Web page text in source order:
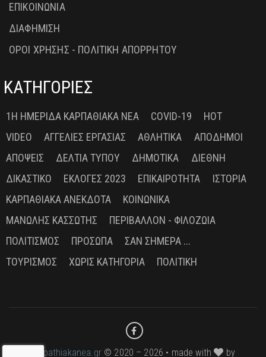
ΕΠΙΚΟΙΝΩΝΙΑ
ΔΙΑΦΗΜΙΣΗ
ΟΡΟΙ ΧΡΗΣΗΣ - ΠΟΛΙΤΙΚΗ ΑΠΟΡΡΗΤΟΥ
ΚΑΤΗΓΟΡΙΕΣ
1Η ΗΜΕΡΊΔΑ ΚΑΡΠΑΘΙΑΚΆ ΝΈΑ COVID-19
HOT
VIDEO
ΑΓΓΕΛΊΕΣ ΕΡΓΑΣΊΑΣ ΑΘΛΗΤΙΚΆ
ΑΠΌΔΗΜΟΙ
ΑΠΌΨΕΙΣ
ΔΕΛΤΊΑ ΤΎΠΟΥ ΔΗΜΟΤΙΚΆ
ΔΙΕΘΝΉ
ΔΙΚΑΣΤΙΚΌ
ΕΚΛΟΓΈΣ 2023 ΕΠΙΚΑΙΡΌΤΗΤΑ
ΙΣΤΟΡΊΑ
ΚΑΡΠΑΘΙΑΚΆ ΑΝΈΚΔΟΤΑ
ΚΟΙΝΩΝΙΚΆ
ΜΑΝΏΛΗΣ ΚΑΣΣΏΤΗΣ
ΠΕΡΙΒΆΛΛΟΝ - ΦΙΛΟΖΩΊΑ
ΠΟΛΙΤΙΣΜΌΣ
ΠΡΌΣΩΠΑ
ΣΑΝ ΣΉΜΕΡΑ ...
ΤΟΥΡΙΣΜΌΣ
ΧΩΡΊΣ ΚΑΤΗΓΟΡΊΑ ΠΟΛΙΤΙΚΉ
karpathiakanea.gr© 2020 – 2026 • made with by